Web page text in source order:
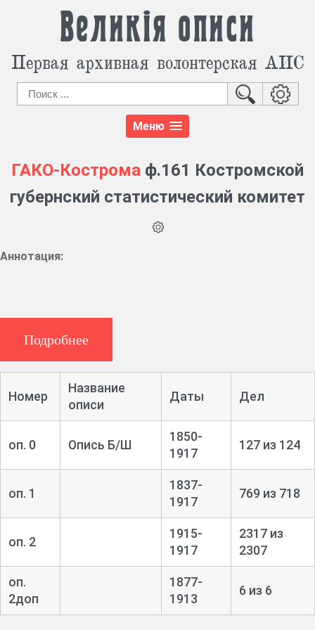
Великія описи
Первая архивная волонтерская АИС
Меню
ГАКО-Кострома ф.161 Костромской
губернский статистический комитет
Аннотация:
Ф. 161, 1314 ед. хр. (1854 – 1917 гг.)
Циркуляры Министерства внутренних дел,
Центрального и губернского статистических комитетов.
Списки населенных пунктов. Статистические
сведения о городах и уездах губернии. Оценочные
таблицы.
Ведомости податей и недоимок, поступления
мирских и частных сборов, сборов акцизов, казенной
продажи спиртных напитков.
Подробнее
Номер
Название
описи
Даты Дел
оп. 0 Опись Б/Ш
1850-
1917
127 из 124
оп. 1
1837-
1917
769 из 718
оп. 2
1915-
1917
2317 из
2307
оп.
2доп
1877-
1913
6 из 6